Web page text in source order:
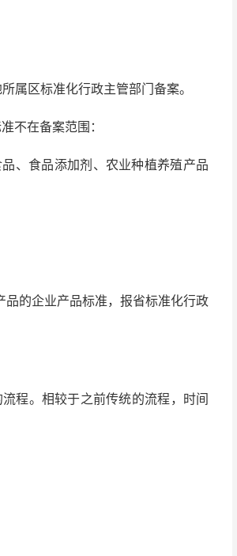
属区标准化行政主管部门备案。
不在备案范围：
、食品添加剂、农业种植养殖产品
的企业产品标准，报省标准化行政
程。相较于之前传统的流程，时间